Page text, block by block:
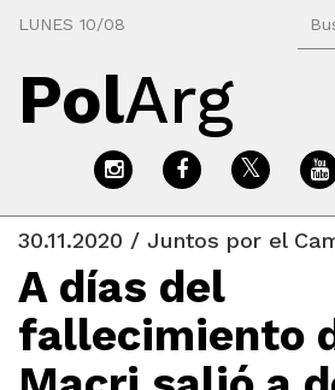
LUNES 10/08
PolArg
30.11.2020 / Juntos por el
A días del
fallecimiento